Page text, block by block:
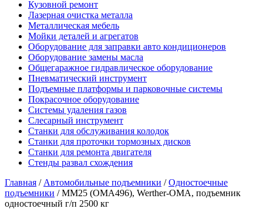
Кузовной ремонт
Лазерная очистка металла
Металлическая мебель
Мойки деталей и агрегатов
Оборудование для заправки авто кондиционеров
Оборудование замены масла
Общегаражное гидравлическое оборудование
Пневматический инструмент
Подъемные платформы и парковочные системы
Покрасочное оборудование
Системы удаления газов
Слесарный инструмент
Станки для обслуживания колодок
Станки для проточки тормозных дисков
Станки для ремонта двигателя
Стенды развал схождения
Главная / Автомобильные подъемники /Одностоечные
подъемники / MM25 (OMA496), Werther-OMA, подъемник
одностоечный г/п 2500 кг